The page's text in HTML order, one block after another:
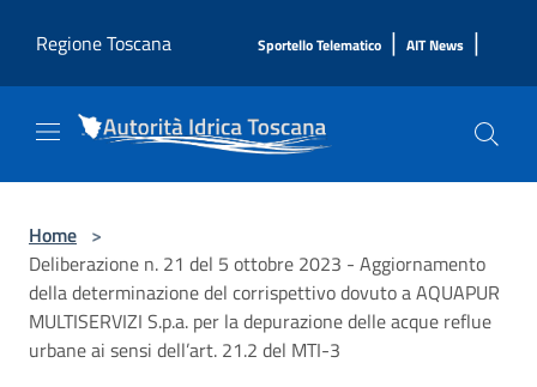
Regione Toscana
Sportello Telematico | AIT News |
Home >
Deliberazione n. 21 del 5 ottobre 2023 - Aggiornamento
della determinazione del corrispettivo dovuto a AQUAPUR
MULTISERVIZI S.p.a. per la depurazione delle acque reflue
urbane ai sensi dell’art. 21.2 del MTI-3